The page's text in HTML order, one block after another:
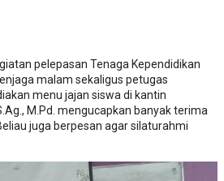
pelepasan Tenaga Kependidikan
malam sekaligus petugas
menu jajan siswa di kantin
M.Pd. mengucapkan banyak terima
juga berpesan agar silaturahmi